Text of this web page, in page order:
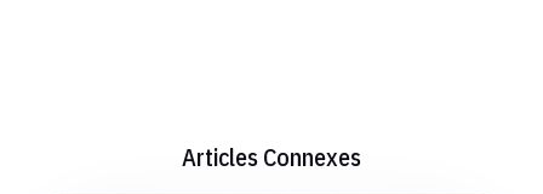
Articles Connexes